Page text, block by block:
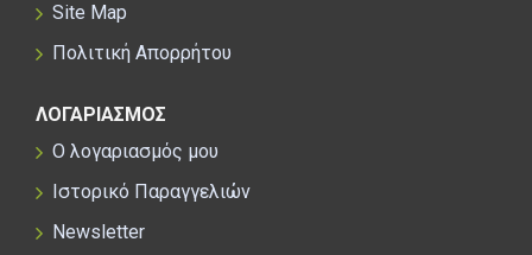
Site Map
Πολιτική Απορρήτου
ΛΟΓΑΡΙΑΣΜΟΣ
Ο λογαριασμός μου
Ιστορικό Παραγγελιών
Newsletter